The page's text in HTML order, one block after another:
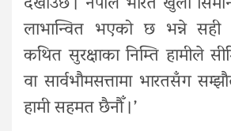
लाभान्वित भएको छ भन्ने सही
कथित सुरक्षाका निम्ति हामीले
वा सार्वभौमसत्तामा भारतसँग
हामी सहमत छैनौँ ।’